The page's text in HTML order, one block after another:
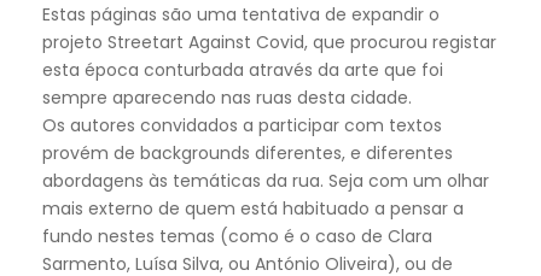
Estas páginas são uma tentativa de expandir o
projeto Streetart Against Covid, que procurou registar
esta época conturbada através da arte que foi
sempre aparecendo nas ruas desta cidade.
Os autores convidados a participar com textos
provém de backgrounds diferentes, e diferentes
abordagens às temáticas da rua. Seja com um olhar
mais externo de quem está habituado a pensar a
fundo nestes temas (como é o caso de Clara
Sarmento, Luísa Silva, ou António Oliveira), ou de